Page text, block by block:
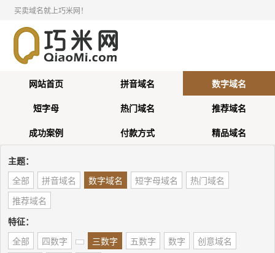
买卖域名就上巧米网！
网站首页 拼音域名
数字域名
短字母
热门域名
推荐域名
成功案例
付款方式 精品域名
主题：
全部
拼音域名 数字域名 短字母域名
热门域名
推荐域名
特征：
全部
四数字 三数字 五数字 数字
创意域名